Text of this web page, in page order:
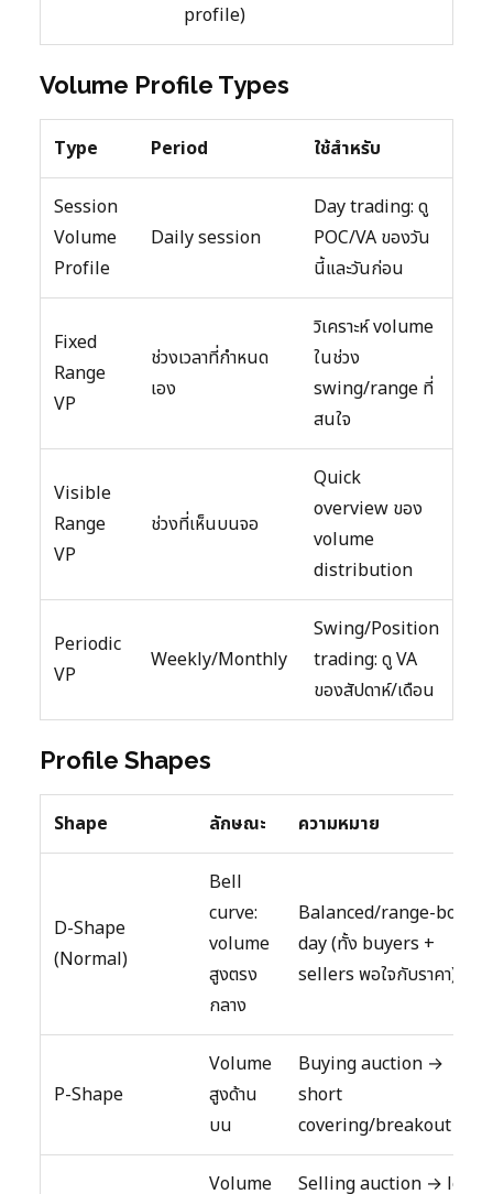
profile)
Volume Profile Types
Type Period ใช้สำหรับ
Session
Volume
Profile
Daily session
Day trading: ดู
POC/VA ของวัน
นี้และวันก่อน
Fixed
Range
VP
ช่วงเวลาที่กำหนด
เอง
วิเคราะห์ volume
ในช่วง
swing/range ที่
สนใจ
Visible
Range
VP
ช่วงที่เห็นบนจอ
Quick
overview ของ
volume
distribution
Periodic
VP
Weekly/Monthly
Swing/Position
trading: ดู VA
ของสัปดาห์/เดือน
Profile Shapes
Shape ลักษณะ ความหมาย
D-Shape
(Normal)
Bell
curve:
volume
สูงตรง
กลาง
Balanced/range-bound
day (ทั้ง buyers +
sellers พอใจกับราคา)
P-Shape
Volume
สูงด้าน
บน
Buying auction →
short
covering/breakout day
Volume Selling auction → long